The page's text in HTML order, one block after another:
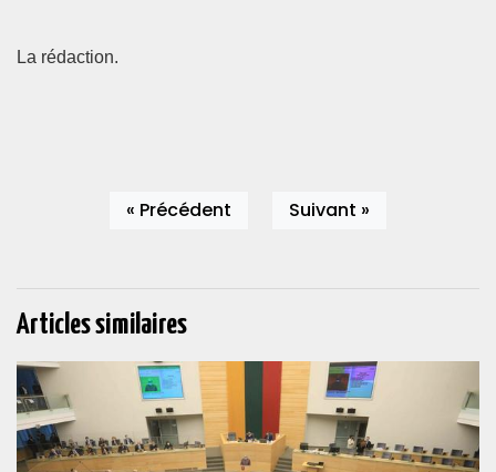
La rédaction.
« Précédent Suivant »
Articles similaires